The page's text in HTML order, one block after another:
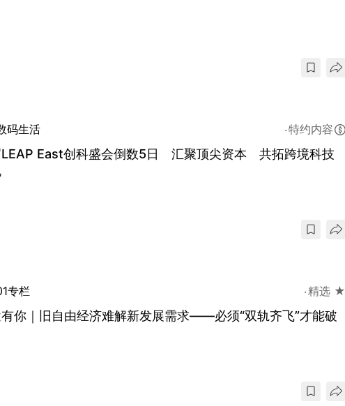
码生活 特约内容
East创科盛会倒数5日 汇聚顶尖资本 共拓跨境科技
专栏 精选 ★
你｜旧自由经济难解新发展需求——必须“双轨齐飞”才能破